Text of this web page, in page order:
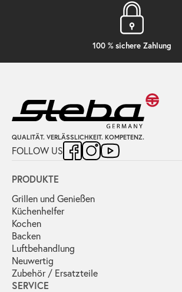
100 % sichere Zahlung
QUALITÄT. VERLÄSSLICHKEIT. KOMPETENZ.
FOLLOW US
PRODUKTE
Grillen und Genießen
Küchenhelfer
Kochen
Backen
Luftbehandlung
Neuwertig
Zubehör / Ersatzteile
SERVICE